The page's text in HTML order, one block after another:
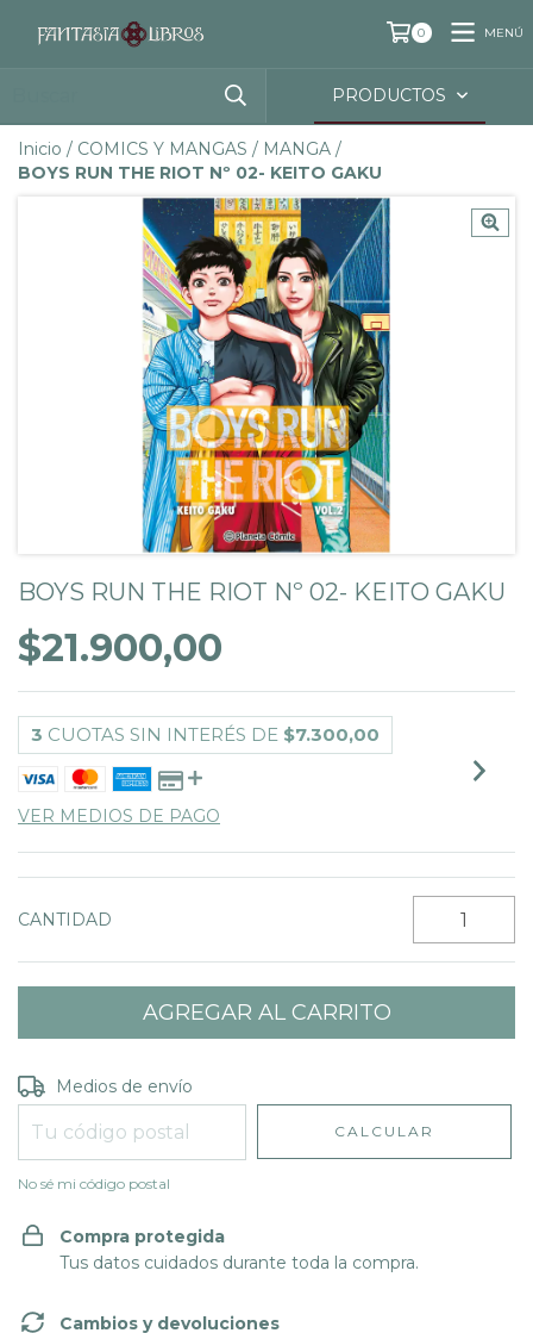
0 MENÚ
PRODUCTOS
Inicio / COMICS Y MANGAS / MANGA /
BOYS RUN THE RIOT Nº 02- KEITO GAKU
BOYS RUN THE RIOT Nº 02- KEITO GAKU
$21.900,00
3 CUOTAS SIN INTERÉS DE $7.300,00
VER MEDIOS DE PAGO
CANTIDAD
Entregas para el CP:
Medios de envío
CALCULAR
No sé mi código postal
Compra protegida
Tus datos cuidados durante toda la compra.
Cambios y devoluciones